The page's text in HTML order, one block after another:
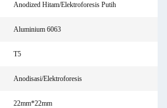
Anodized Hitam/Elektroforesis Putih
Aluminium 6063
T5
Anodisasi/Elektroforesis
22mm*22mm